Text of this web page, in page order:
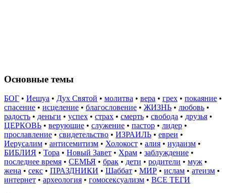
Основные темы
БОГ • Иешуа • Дух Святой • молитва • вера • грех • покаяние •
спасение • исцеление • благословение • ЖИЗНЬ • любовь •
радость • деньги • успех • страх • смерть • свобода • друзья •
ЦЕРКОВЬ • верующие • служение • пастор • лидер •
прославление • свидетельство • ИЗРАИЛЬ • евреи •
Иерусалим • антисемитизм • Холокост • алия • иудаизм •
БИБЛИЯ • Тора • Новый Завет • Храм • заблуждение •
последнее время • СЕМЬЯ • брак • дети • родители • муж •
жена • секс • ПРАЗДНИКИ • Шаббат • МИР • ислам • атеизм •
интернет • археология • гомосексуализм • ВСЕ ТЕГИ